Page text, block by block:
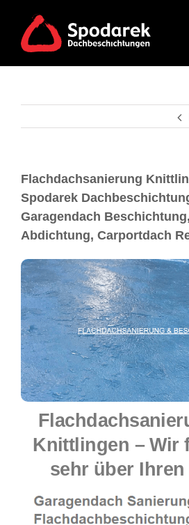
Flachdachsanierung
Spodarek
Garagendach
Abdichtung, Carportdach
Knittlingen – Wir
sehr über